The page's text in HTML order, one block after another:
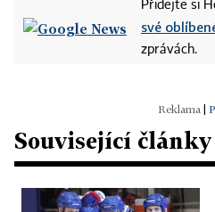
Přidejte si
své
zprávách.
Související články